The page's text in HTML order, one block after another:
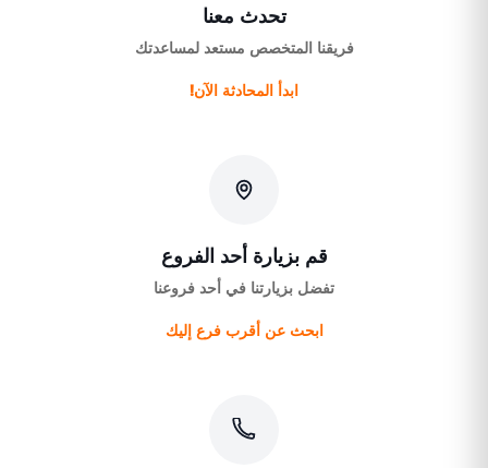
تحدث معنا
فريقنا المتخصص مستعد لمساعدتك
ابدأ المحادثة الآن!
قم بزيارة أحد الفروع
تفضل بزيارتنا في أحد فروعنا
ابحث عن أقرب فرع إليك